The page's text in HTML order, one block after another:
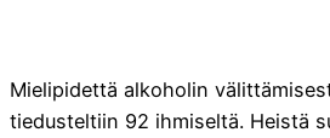
Mielipidettä alkoholin
tiedusteltiin 92 ihmiseltä. Heistä